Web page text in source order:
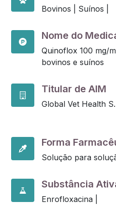
Bovinos | Suínos |
Nome do
Quinoflox 100 mg/
bovinos e suínos
Titular de AIM
Global Vet Health
Forma
Solução para
Substância
Enrofloxacina |